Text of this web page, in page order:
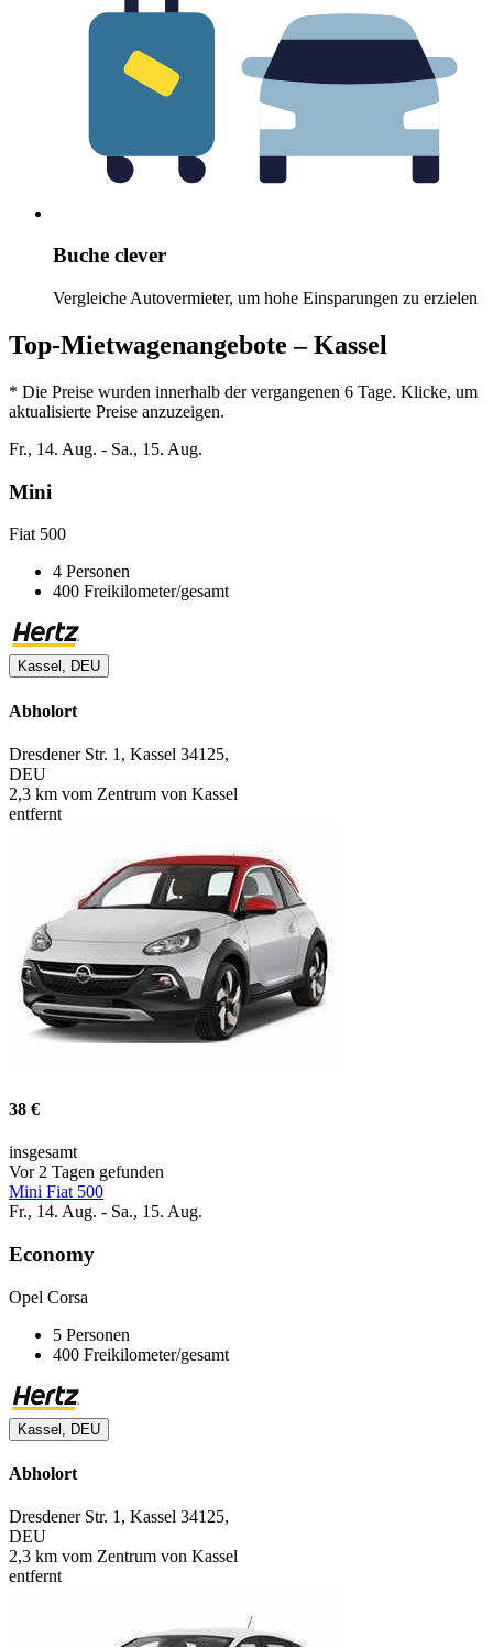
Buche clever
Vergleiche Autovermieter, um hohe Einsparungen zu erzielen
Top-Mietwagenangebote – Kassel
* Die Preise wurden innerhalb der vergangenen 6 Tage. Klicke, um
aktualisierte Preise anzuzeigen.
Fr., 14. Aug. - Sa., 15. Aug.
Mini
Fiat 500
4 Personen
400 Freikilometer/gesamt
Kassel, DEU
Abholort
Dresdener Str. 1, Kassel 34125,
DEU
2,3 km vom Zentrum von Kassel
entfernt
38 €
insgesamt
Vor 2 Tagen gefunden
Mini Fiat 500
Fr., 14. Aug. - Sa., 15. Aug.
Economy
Opel Corsa
5 Personen
400 Freikilometer/gesamt
Kassel, DEU
Abholort
Dresdener Str. 1, Kassel 34125,
DEU
2,3 km vom Zentrum von Kassel
entfernt